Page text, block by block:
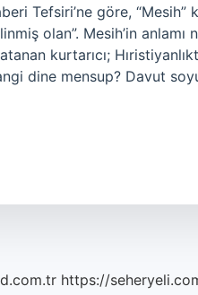
Tefsiri’ne göre, “Mesih”
olan”. Mesih’in
kurtarıcı;
dine mensup? Davut
https://